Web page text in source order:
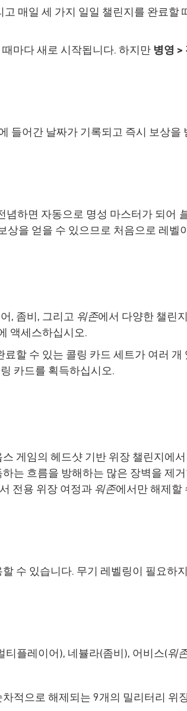
매일 세 가지 일일 챌린지를 완료할
마다 새로 시작됩니다. 하지만 병영 >
들어간 날짜가 기록되고 즉시 보상
념하면 자동으로 명성 마스터가 되어
을 얻을 수 있으므로 처음으로 레벨
, 좀비, 그리고 워존에서 다양한 챌린
액세스하십시오.
할 수 있는 콜링 카드 세트가 여러
카드를 획득하십시오.
게임의 헤드샷 기반 위장 챌린지에
는 흐름을 방해하는 많은 장벽을 제
전용 위장 여정과 워존에서만 해제할
수 있습니다. 무기 레벨링이 필요하
플레이어), 네뷸라(좀비), 어비스(워
적으로 해제되는 9개의 밀리터리 위